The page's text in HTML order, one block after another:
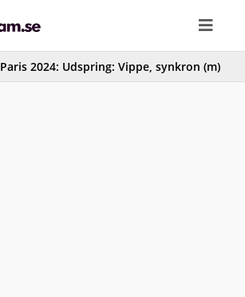
Paris 2024: Udspring: Vippe, synkron (m)